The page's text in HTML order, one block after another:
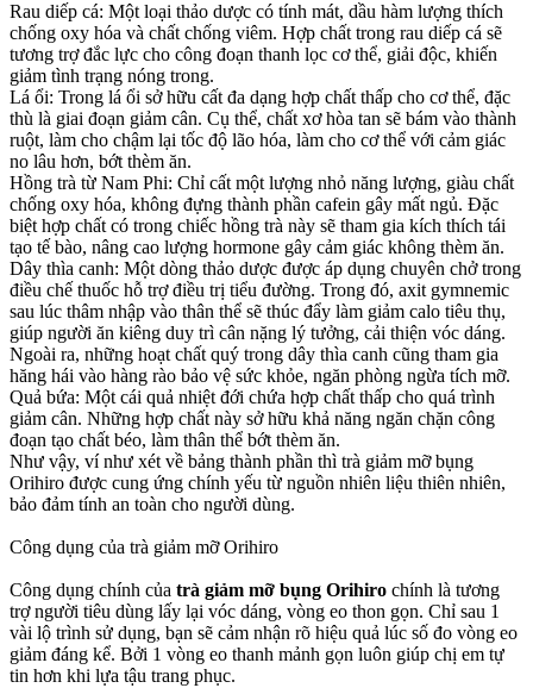
Rau diếp cá: Một loại thảo dược có tính mát, dầu hàm lượng thích
chống oxy hóa và chất chống viêm. Hợp chất trong rau diếp cá sẽ
tương trợ đắc lực cho công đoạn thanh lọc cơ thể, giải độc, khiến
giảm tình trạng nóng trong.
Lá ổi: Trong lá ổi sở hữu cất đa dạng hợp chất thấp cho cơ thể, đặc
thù là giai đoạn giảm cân. Cụ thể, chất xơ hòa tan sẽ bám vào thành
ruột, làm cho chậm lại tốc độ lão hóa, làm cho cơ thể với cảm giác
no lâu hơn, bớt thèm ăn.
Hồng trà từ Nam Phi: Chỉ cất một lượng nhỏ năng lượng, giàu chất
chống oxy hóa, không đựng thành phần cafein gây mất ngủ. Đặc
biệt hợp chất có trong chiếc hồng trà này sẽ tham gia kích thích tái
tạo tế bào, nâng cao lượng hormone gây cảm giác không thèm ăn.
Dây thìa canh: Một dòng thảo dược được áp dụng chuyên chở trong
điều chế thuốc hỗ trợ điều trị tiểu đường. Trong đó, axit gymnemic
sau lúc thâm nhập vào thân thể sẽ thúc đẩy làm giảm calo tiêu thụ,
giúp người ăn kiêng duy trì cân nặng lý tưởng, cải thiện vóc dáng.
Ngoài ra, những hoạt chất quý trong dây thìa canh cũng tham gia
hăng hái vào hàng rào bảo vệ sức khỏe, ngăn phòng ngừa tích mỡ.
Quả bứa: Một cái quả nhiệt đới chứa hợp chất thấp cho quá trình
giảm cân. Những hợp chất này sở hữu khả năng ngăn chặn công
đoạn tạo chất béo, làm thân thể bớt thèm ăn.
Như vậy, ví như xét về bảng thành phần thì trà giảm mỡ bụng
Orihiro được cung ứng chính yếu từ nguồn nhiên liệu thiên nhiên,
bảo đảm tính an toàn cho người dùng.
Công dụng của trà giảm mỡ Orihiro
Công dụng chính của trà giảm mỡ bụng Orihiro chính là tương
trợ người tiêu dùng lấy lại vóc dáng, vòng eo thon gọn. Chỉ sau 1
vài lộ trình sử dụng, bạn sẽ cảm nhận rõ hiệu quả lúc số đo vòng eo
giảm đáng kể. Bởi 1 vòng eo thanh mảnh gọn luôn giúp chị em tự
tin hơn khi lựa tậu trang phục.